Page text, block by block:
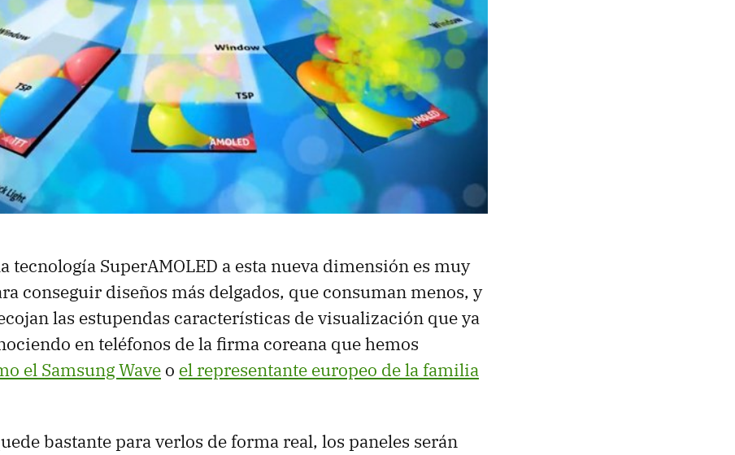
tecnología SuperAMOLED a esta nueva dimensión es muy
conseguir diseños más delgados, que consuman menos, y
las estupendas características de visualización que ya
en teléfonos de la firma coreana que hemos
el Samsung Wave o el representante europeo de la familia
bastante para verlos de forma real, los paneles serán